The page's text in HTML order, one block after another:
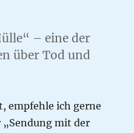
– eine der
über Tod und
empfehle ich gerne
„Sendung mit der